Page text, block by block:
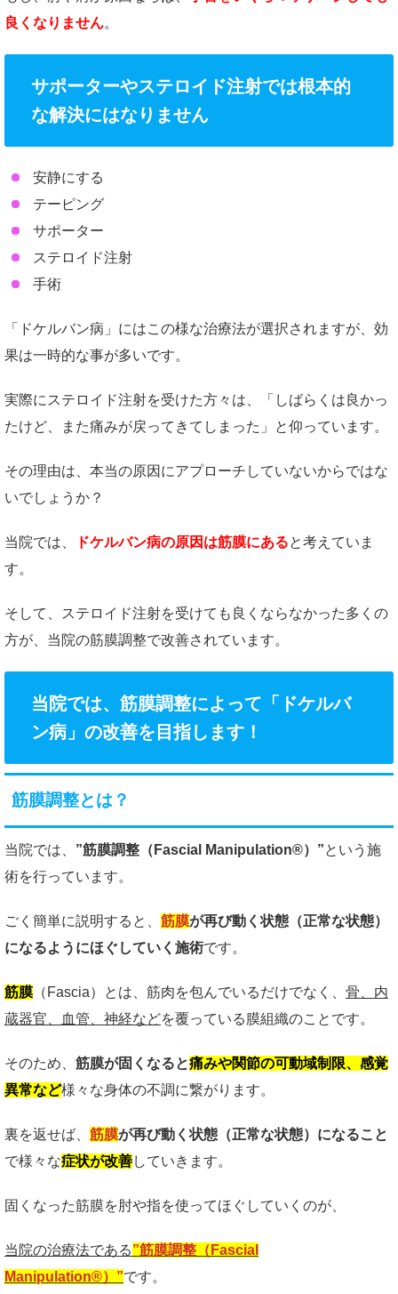
良くなりません。
サポーターやステロイド注射では根本的
な解決にはなりません
安静にする
テーピング
サポーター
ステロイド注射
手術
「ドケルバン病」にはこの様な治療法が選択されますが、効
果は一時的な事が多いです。
実際にステロイド注射を受けた方々は、「しばらくは良かっ
たけど、また痛みが戻ってきてしまった」と仰っています。
その理由は、本当の原因にアプローチしていないからではな
いでしょうか？
当院では、 ドケルバン病の原因は筋膜にあると考えていま
す。
そして、ステロイド注射を受けても良くならなかった多くの
方が、当院の筋膜調整で改善されています。
当院では、筋膜調整によって「ドケルバ
ン病」の改善を目指します！
筋膜調整とは？
当院では、 ”筋膜調整（Fascial Manipulation®）”という施
術を行っています。
ごく簡単に説明すると、 筋膜が再び動く状態（正常な状態）
になるようにほぐしていく施術です。
筋膜 （Fascia）とは、筋肉を包んでいるだけでなく、 骨、内
蔵器官、血管、神経などを覆っている膜組織のことです。
そのため、 筋膜が固くなると痛みや関節の可動域制限、感覚
異常など様々な身体の不調に繋がります。
裏を返せば、 筋膜が再び動く状態（正常な状態）になること
で様々な症状が改善していきます。
固くなった筋膜を肘や指を使ってほぐしていくのが、
当院の治療法である”筋膜調整（Fascial
Manipulation®）”です。